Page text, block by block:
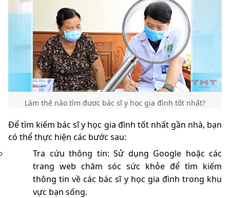
Làm thế nào tìm được bác sĩ y học gia đình tốt nhất?
Để tìm kiếm bác sĩ y học gia đình tốt nhất gần nhà, bạn
có thể thực hiện các bước sau:
Tra cứu thông tin: Sử dụng Google hoặc các
trang web chăm sóc sức khỏe để tìm kiếm
thông tin về các bác sĩ y học gia đình trong khu
vực bạn sống.